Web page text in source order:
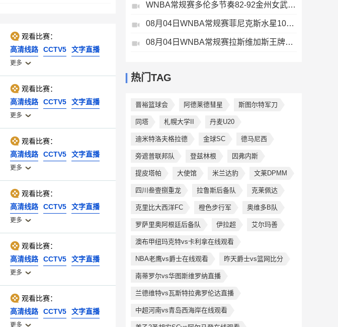
观看比赛：
高清线路
CCTV5 文字直播
更多
观看比赛：
高清线路
CCTV5 文字直播
更多
观看比赛：
高清线路
CCTV5 文字直播
更多
观看比赛：
高清线路
CCTV5 文字直播
更多
观看比赛：
高清线路
CCTV5 文字直播
更多
观看比赛：
高清线路
CCTV5 文字直播
更多
WNBA常规赛多伦多节奏82-92金州女武神全场集锦
08月04日WNBA常规赛菲尼克斯水星106-101芝加哥天空全场集锦
08月04日WNBA常规赛拉斯维加斯王牌109-87亚特兰大梦想全场集锦
热门TAG
晋裕篮球会 阿德莱德彗星 斯图尔特军刀
同塔 札幌大学II 丹麦U20
迪米特洛夫格拉德 金球SC 德马尼西
旁遮普联邦队 登兹林根 因弗内斯
提皮塔帕 大使馆 米兰达豹 文莱DPMM
四川叁壹捌重龙 拉鲁斯后备队 克莱佩达
克里比大西洋FC 橙色步行军 奥维多B队
罗萨里奥阿根廷后备队 伊拉超 艾尔玛善
澳布甲纽玛克特vs卡利拿在线观看
NBA老鹰vs爵士在线观看 昨天爵士vs篮网比分
南蒂罗尔vs华图斯维罗纳直播
兰德维特vs瓦斯特拉弗罗伦达直播
中超河南vs青岛西海岸在线观看